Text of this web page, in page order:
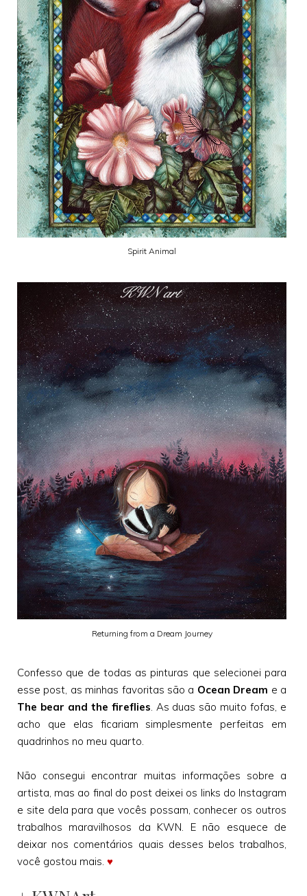
Spirit Animal
Returning from a Dream Journey
Confesso que de todas as pinturas que selecionei para
esse post, as minhas favoritas são a Ocean Dream e a
The bear and the fireflies. As duas são muito fofas, e
acho que elas ficariam simplesmente perfeitas em
quadrinhos no meu quarto.
Não consegui encontrar muitas informações sobre a
artista, mas ao final do post deixei os links do Instagram
e site dela para que vocês possam, conhecer os outros
trabalhos maravilhosos da KWN. E não esquece de
deixar nos comentários quais desses belos trabalhos,
você gostou mais. ♥